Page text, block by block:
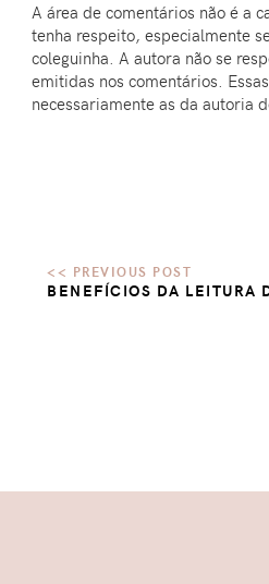
A área de comentários não é a
tenha respeito, especialmente
coleguinha. A autora não se
emitidas nos comentários.
necessariamente as da autoria
BENEFÍCIOS DA LEITURA